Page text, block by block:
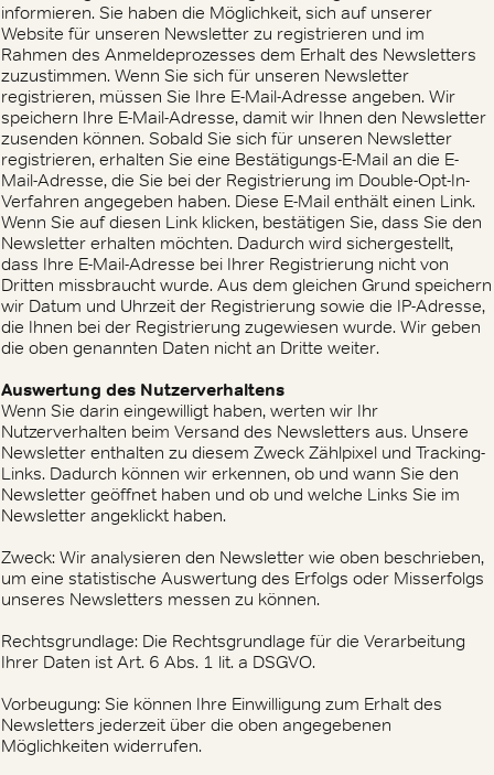
informieren. Sie haben die Möglichkeit, sich auf unserer
Website für unseren Newsletter zu registrieren und im
Rahmen des Anmeldeprozesses dem Erhalt des Newsletters
zuzustimmen. Wenn Sie sich für unseren Newsletter
registrieren, müssen Sie Ihre E-Mail-Adresse angeben. Wir
speichern Ihre E-Mail-Adresse, damit wir Ihnen den Newsletter
zusenden können. Sobald Sie sich für unseren Newsletter
registrieren, erhalten Sie eine Bestätigungs-E-Mail an die E-
Mail-Adresse, die Sie bei der Registrierung im Double-Opt-In-
Verfahren angegeben haben. Diese E-Mail enthält einen Link.
Wenn Sie auf diesen Link klicken, bestätigen Sie, dass Sie den
Newsletter erhalten möchten. Dadurch wird sichergestellt,
dass Ihre E-Mail-Adresse bei Ihrer Registrierung nicht von
Dritten missbraucht wurde. Aus dem gleichen Grund speichern
wir Datum und Uhrzeit der Registrierung sowie die IP-Adresse,
die Ihnen bei der Registrierung zugewiesen wurde. Wir geben
die oben genannten Daten nicht an Dritte weiter.
Auswertung des Nutzerverhaltens
Wenn Sie darin eingewilligt haben, werten wir Ihr
Nutzerverhalten beim Versand des Newsletters aus. Unsere
Newsletter enthalten zu diesem Zweck Zählpixel und Tracking-
Links. Dadurch können wir erkennen, ob und wann Sie den
Newsletter geöffnet haben und ob und welche Links Sie im
Newsletter angeklickt haben.
Zweck: Wir analysieren den Newsletter wie oben beschrieben,
um eine statistische Auswertung des Erfolgs oder Misserfolgs
unseres Newsletters messen zu können.
Rechtsgrundlage: Die Rechtsgrundlage für die Verarbeitung
Ihrer Daten ist Art. 6 Abs. 1 lit. a DSGVO.
Vorbeugung: Sie können Ihre Einwilligung zum Erhalt des
Newsletters jederzeit über die oben angegebenen
Möglichkeiten widerrufen.